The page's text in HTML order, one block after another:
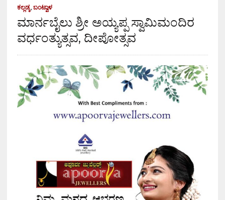
ಕಲ್ಲಡ್ಕ, ಬಂಟ್ವಾಳ
ಮಾರ್ನಬೈಲು ಶ್ರೀ ಅಯ್ಯಪ್ಪ ಸ್ವಾಮಿಮಂದಿರ
ವರ್ಧಂತ್ಯುತ್ಸವ, ದೀಪೋತ್ಸವ